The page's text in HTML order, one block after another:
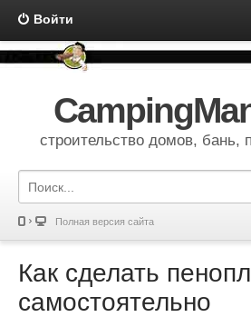
Войти
строительство домов, бань,
Полная версия сайта
Как сделать
самостоятельно